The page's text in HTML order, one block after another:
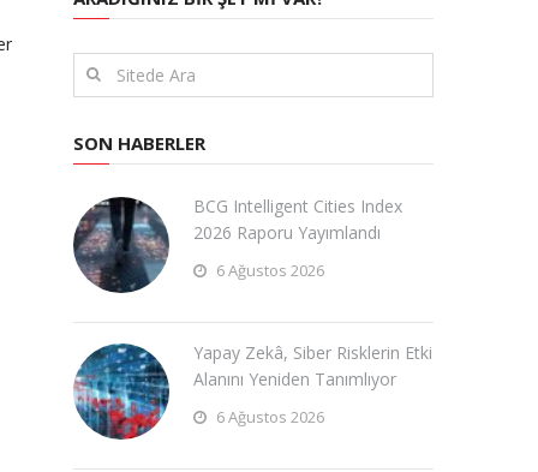
SON HABERLER
BCG Intelligent Cities Index
2026 Raporu Yayımlandı
6 Ağustos 2026
Yapay Zekâ, Siber Risklerin Etki
Alanını Yeniden Tanımlıyor
6 Ağustos 2026